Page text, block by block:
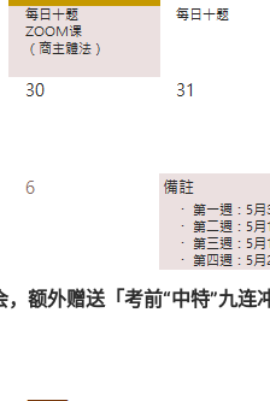
额外赠送「考前“中特”九